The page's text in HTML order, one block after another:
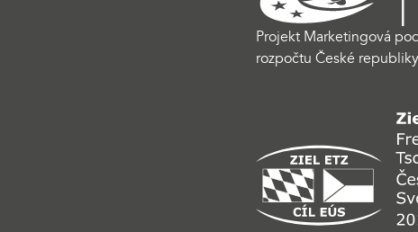
Projekt Marketingová
rozpočtu České